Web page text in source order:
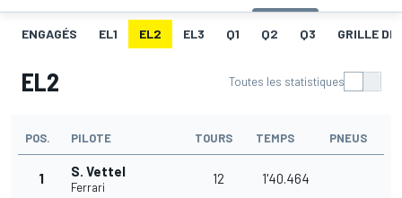
ENGAGÉS EL1 EL2 EL3 Q1 Q2 Q3 GRILLE DE
EL2 Toutes les statistiques
POS. PILOTE TOURS TEMPS PNEUS
1 S. Vettel
Ferrari
12 1'40.464